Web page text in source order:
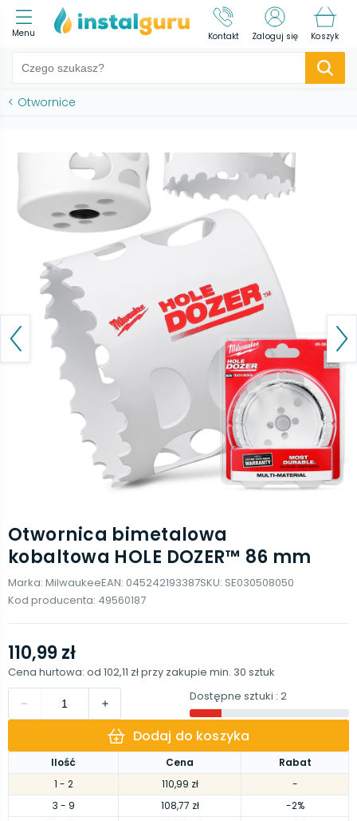
Menu Kontakt Zaloguj się Koszyk
< Otwornice
Otwornica bimetalowa
kobaltowa HOLE DOZER™ 86 mm
Marka: MilwaukeeEAN: 045242193387SKU: SE030508050
Kod producenta: 49560187
Ilość Cena
Rabat
1 - 2 110,99 zł
-
3 - 9 108,77 zł
-2%
110,99 zł
Cena hurtowa: od 102,11 złprzy zakupie min. 30 sztuk
Dostępne sztuki : 2
Dodaj do koszyka